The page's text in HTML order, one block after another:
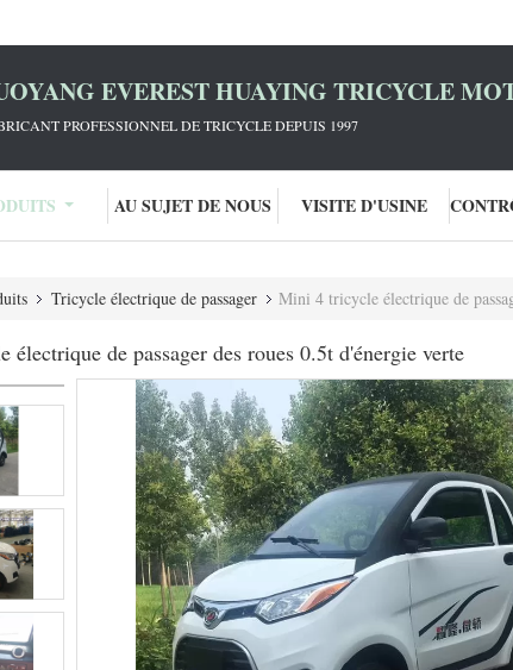
EVEREST HUAYING TRICYCLE
PROFESSIONNEL DE TRICYCLE DEPUIS 1997
AU SUJET DE NOUS VISITE D'USINE
Tricycle électrique de passager Mini 4 tricycle électrique de
de passager des roues 0.5t d'énergie verte